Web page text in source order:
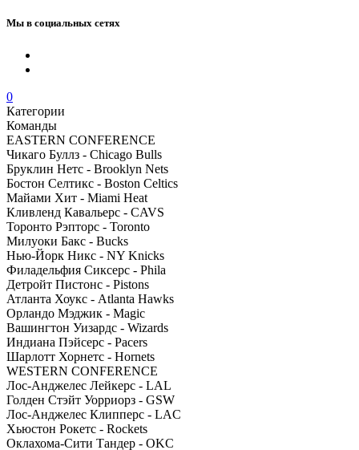
Мы в социальных сетях
0
Категории
Команды
EASTERN CONFERENCE
Чикаго Буллз - Chicago Bulls
Бруклин Нетс - Brooklyn Nets
Бостон Селтикс - Boston Celtics
Майами Хит - Miami Heat
Кливленд Кавальерс - CAVS
Торонто Рэпторс - Toronto
Милуоки Бакс - Bucks
Нью-Йорк Никс - NY Knicks
Филадельфия Сиксерс - Phila
Детройт Пистонс - Pistons
Атланта Хоукс - Atlanta Hawks
Орландо Мэджик - Magic
Вашингтон Уизардс - Wizards
Индиана Пэйсерс - Pacers
Шарлотт Хорнетс - Hornets
WESTERN CONFERENCE
Лос-Анджелес Лейкерс - LAL
Голден Стэйт Уорриорз - GSW
Лос-Анджелес Клипперс - LAC
Хьюстон Рокетс - Rockets
Оклахома-Сити Тандер - OKC